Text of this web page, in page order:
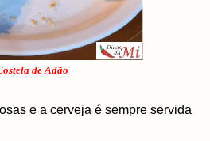
de Adão
e a cerveja é sempre servida